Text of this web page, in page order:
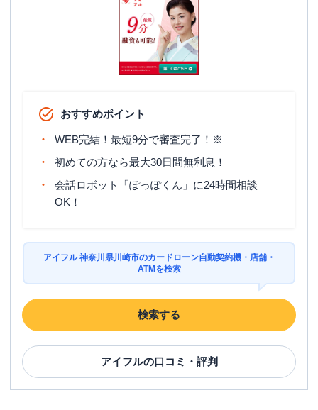
09:00-21:00
土曜 ：09:00-21:00
日祝：09:00-21:00
平日：24時間
土曜：24時間
ATM 〇
駐車場 ✕
神奈川県川崎市高津区溝口１丁目８-１丸
広ビル２Ｆ
おすすめポイント
WEB完結！最短9分で審査完了！※
初めての方なら最大30日間無利息！
会話ロボット「ぽっぽくん」に24時間相談
OK！
アイフル 神奈川県川崎市のカードローン自動契約機・店舗・
ATMを検索
検索する
アイフルの口コミ・評判